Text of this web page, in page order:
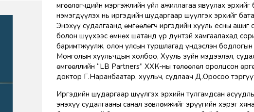
Өмгөөлөгчдийн мэргэжлийн үйл ажиллагаа явуулах
нэмэгдүүлэх нь иргэдийн шударгаар шүүлгэх эрхийг
Энэхүү судалгаанд өмгөөлөгч иргэдийн хууль ёсны
болон шүүхээс өмнөх шатанд үр дүнтэй хамгаалахад
баримтжуулж, олон улсын туршлагад үндэслэн
Монголын хуульчдын холбоо, Хууль зүйн мэдээлэл,
өмгөөллийн “LB Partners” ХХК-ны төлөөлөл оролцсон
доктор Г.Наранбаатар, хуульч, судлаач Д.Оросоо
Иргэдийн шударгаар шүүлгэх эрхийн тулгамдсан
энэхүү судалгааны санал зөвлөмжийг эрүүгийн хэрэг